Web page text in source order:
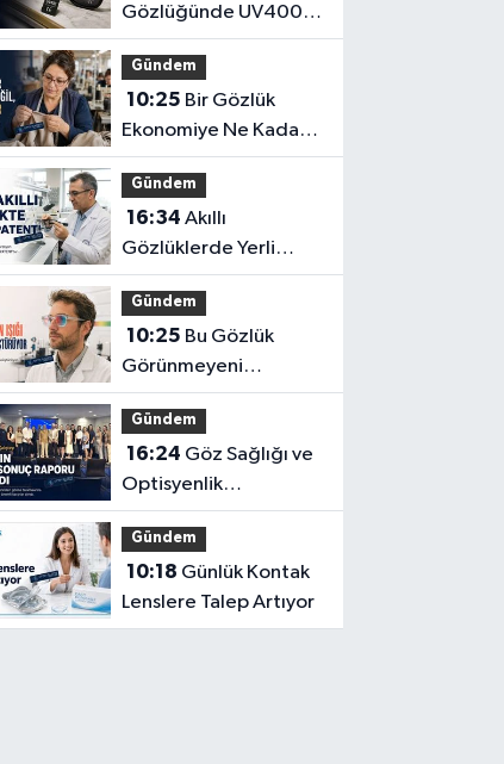
Gözlüğünde UV400
ve CE İbaresi Tek
Başına Yeterli mi?
Gündem
10:25
Ekonomiye Ne Kadar
Katkı Sağlayabilir?
Gündem
16:34 Akıllı
Gözlüklerde Yerli
İnovasyon: Depresyon
Teşhis Eden Gözlüğe
Türkpatent Onayı
Gündem
10:25
Görünmeyeni
Görüntüye
Dönüştürüyor
Gündem
16:24
Optisyenlik
Çalıştayı’nın Bilimsel
Sonuç Raporu
Açıklandı
Gündem
10:18
Lenslere Talep Artıyor